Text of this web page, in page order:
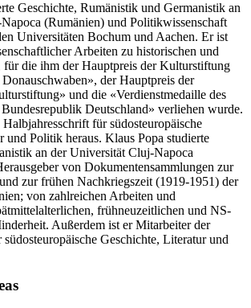
Geschichte, Rumänistik und Germanistik an
(Rumänien) und Politikwissenschaft
Universitäten Bochum und Aachen. Er ist
Arbeiten zu historischen und
für die ihm der Hauptpreis der Kulturstiftung
der Hauptpreis der
und die «Verdienstmedaille des
Deutschland» verliehen wurde.
für südosteuropäische
und Politik heraus. Klaus Popa studierte
an der Universität Cluj-Napoca
von Dokumentensammlungen zur
zur frühen Nachkriegszeit (1919-1951) der
von zahlreichen Arbeiten und
frühneuzeitlichen und NS-
Außerdem ist er Mitarbeiter der
Geschichte, Literatur und